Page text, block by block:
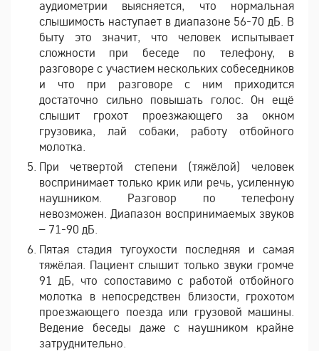
аудиометрии выясняется, что нормальная
слышимость наступает в диапазоне 56-70 дБ. В
быту это значит, что человек испытывает
сложности при беседе по телефону, в
разговоре с участием нескольких собеседников
и что при разговоре с ним приходится
достаточно сильно повышать голос. Он ещё
слышит грохот проезжающего за окном
грузовика, лай собаки, работу отбойного
молотка.
При четвертой степени (тяжёлой) человек
воспринимает только крик или речь, усиленную
наушником. Разговор по телефону
невозможен. Диапазон воспринимаемых звуков
– 71-90 дБ.
Пятая стадия тугоухости последняя и самая
тяжёлая. Пациент слышит только звуки громче
91 дБ, что сопоставимо с работой отбойного
молотка в непосредствен близости, грохотом
проезжающего поезда или грузовой машины.
Ведение беседы даже с наушником крайне
затруднительно.